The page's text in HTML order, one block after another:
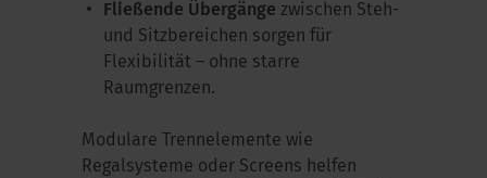
Fließende Übergänge zwischen Steh-
und Sitzbereichen sorgen für
Flexibilität – ohne starre
Raumgrenzen.
Modulare Trennelemente wie
Regalsysteme oder Screens helfen